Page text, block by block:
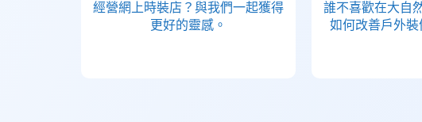
經營網上時裝店？與我們一起獲得
更好的靈感。
誰不喜歡在大自
如何改善戶外裝